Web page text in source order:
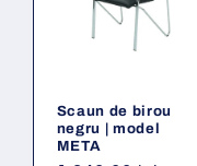
Scaun de birou
negru | model
META